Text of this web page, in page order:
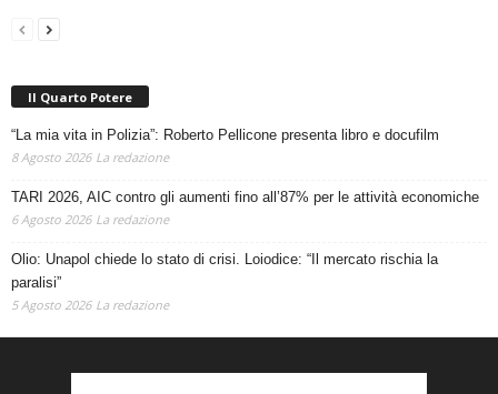
Il Quarto Potere
“La mia vita in Polizia”: Roberto Pellicone presenta libro e docufilm
8 Agosto 2026 La redazione
TARI 2026, AIC contro gli aumenti fino all’87% per le attività economiche
6 Agosto 2026 La redazione
Olio: Unapol chiede lo stato di crisi. Loiodice: “Il mercato rischia la
paralisi”
5 Agosto 2026 La redazione